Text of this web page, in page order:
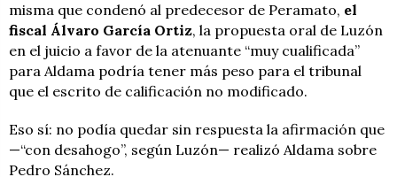
misma que condenó al predecesor de Peramato, el
fiscal Álvaro García Ortiz, la propuesta oral de Luzón
en el juicio a favor de la atenuante “muy cualificada”
para Aldama podría tener más peso para el tribunal
que el escrito de calificación no modificado.
Eso sí: no podía quedar sin respuesta la afirmación que
—“con desahogo”, según Luzón— realizó Aldama sobre
Pedro Sánchez.